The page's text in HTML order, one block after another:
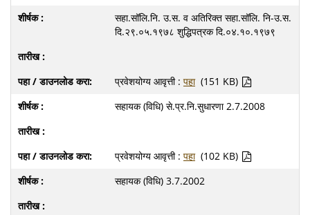
सहा.सॉलि.नि. उ.स. व अतिरिक्त सहा.सॉलि. नि-उ.स.
दि.२९.०५.१९७८ शुद्धिपत्रक दि.०४.१०.१९७९
प्रवेशयोग्य आवृत्ती : पहा (151 KB)
सहायक (विधि) से.प्र.नि.सुधारणा 2.7.2008
प्रवेशयोग्य आवृत्ती : पहा (102 KB)
सहायक (विधि) 3.7.2002